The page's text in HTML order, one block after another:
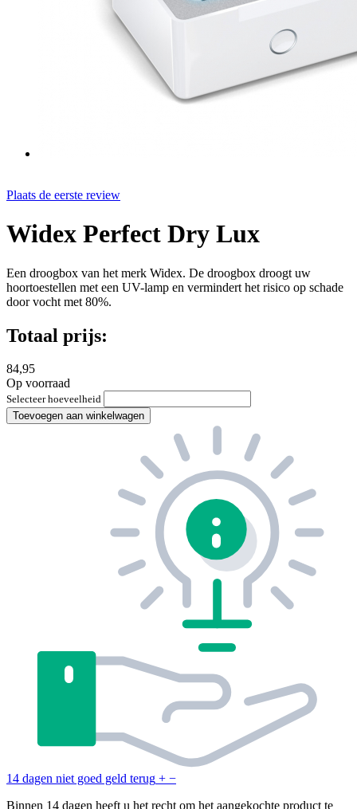
Plaats de eerste review
Widex Perfect Dry Lux
Een droogbox van het merk Widex. De droogbox droogt uw
hoortoestellen met een UV-lamp en vermindert het risico op schade
door vocht met 80%.
Totaal prijs:
84,95
Op voorraad
Selecteer hoeveelheid
Toevoegen aan winkelwagen
14 dagen niet goed geld terug + −
Binnen 14 dagen heeft u het recht om het aangekochte product te